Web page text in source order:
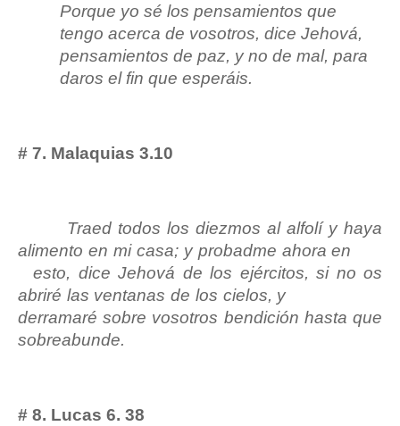
Porque yo sé los pensamientos que
tengo acerca de vosotros, dice Jehová,
pensamientos de paz, y no de mal, para
daros el fin que esperáis.
# 7. Malaquias 3.10
Traed todos los diezmos al alfolí y haya
alimento en mi casa; y probadme ahora en
esto, dice Jehová de los ejércitos, si no os
abriré las ventanas de los cielos, y
derramaré sobre vosotros bendición hasta que
sobreabunde.
# 8. Lucas 6. 38